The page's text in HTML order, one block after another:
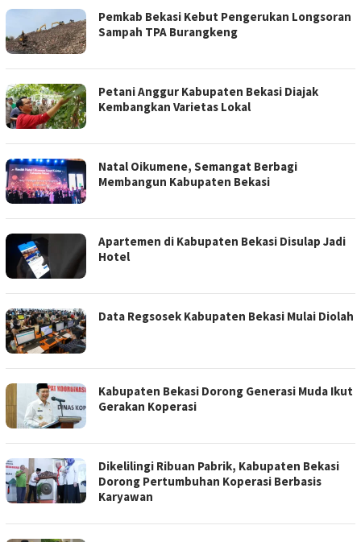
Pemkab Bekasi Kebut Pengerukan Longsoran
Sampah TPA Burangkeng
Petani Anggur Kabupaten Bekasi Diajak
Kembangkan Varietas Lokal
Natal Oikumene, Semangat Berbagi
Membangun Kabupaten Bekasi
Apartemen di Kabupaten Bekasi Disulap Jadi
Hotel
Data Regsosek Kabupaten Bekasi Mulai Diolah
Kabupaten Bekasi Dorong Generasi Muda Ikut
Gerakan Koperasi
Dikelilingi Ribuan Pabrik, Kabupaten Bekasi
Dorong Pertumbuhan Koperasi Berbasis
Karyawan